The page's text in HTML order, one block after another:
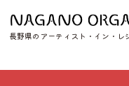
長野県のアーティスト・イン・レ